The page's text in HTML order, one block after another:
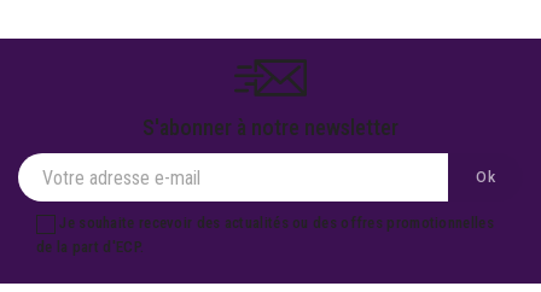
S'abonner à notre newsletter
Je souhaite recevoir des actualités ou des offres promotionnelles
de la part d'ECP.